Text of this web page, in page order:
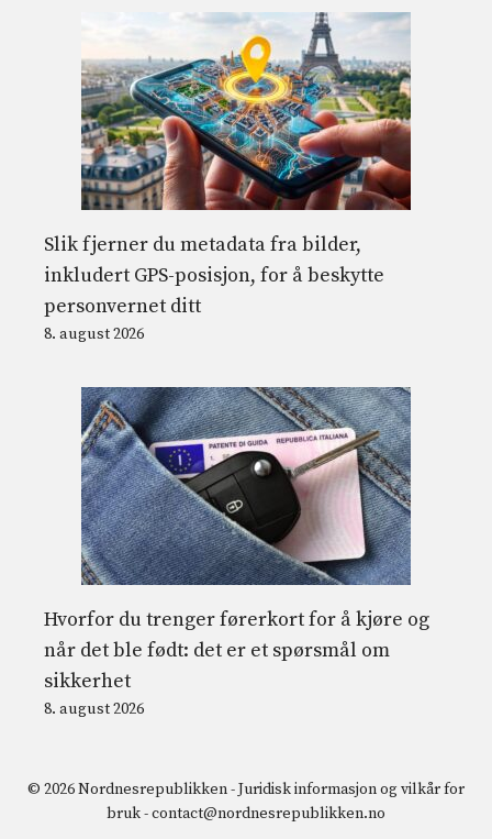
Slik fjerner du metadata fra bilder,
inkludert GPS-posisjon, for å beskytte
personvernet ditt
8. august 2026
Hvorfor du trenger førerkort for å kjøre og
når det ble født: det er et spørsmål om
sikkerhet
8. august 2026
© 2026 Nordnesrepublikken -Juridisk informasjon og vilkår for
bruk-contact@nordnesrepublikken.no